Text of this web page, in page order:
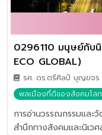
0296110 มนุษย์กับนิ
ECO GLOBAL)
ร​ศ. ดร.ตรีศิลป์ บุญขจร
พลเมืองที่ดีของสังคมโลก
การอ่านวรรณกรรมและ
สำนึกทางสังคมและนิเว